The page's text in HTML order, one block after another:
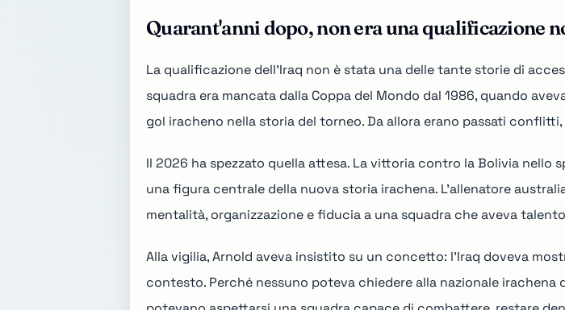
Quarant'anni dopo, non era una qualificazione
La qualificazione dell'Iraq non è stata una delle tante storie di
squadra era mancata dalla Coppa del Mondo dal 1986, quando
gol iracheno nella storia del torneo. Da allora erano passati
Il 2026 ha spezzato quella attesa. La vittoria contro la Bolivia
una figura centrale della nuova storia irachena. L'allenatore
mentalità, organizzazione e fiducia a una squadra che aveva
Alla vigilia, Arnold aveva insistito su un concetto: l'Iraq doveva
contesto. Perché nessuno poteva chiedere alla nazionale